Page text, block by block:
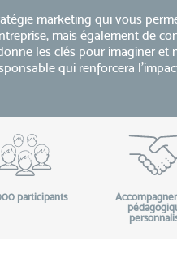
marketing qui vous
mais également de
les clés pour imaginer
qui renforcera
participants